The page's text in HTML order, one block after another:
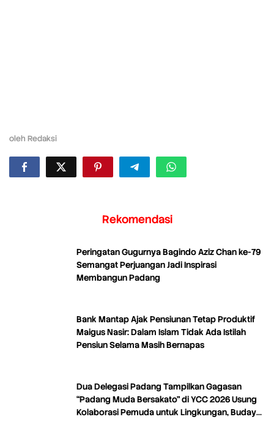
oleh Redaksi
Rekomendasi
Peringatan Gugurnya Bagindo Aziz Chan ke-79
Semangat Perjuangan Jadi Inspirasi
Membangun Padang
Bank Mantap Ajak Pensiunan Tetap Produktif
Maigus Nasir: Dalam Islam Tidak Ada Istilah
Pensiun Selama Masih Bernapas
Dua Delegasi Padang Tampilkan Gagasan
“Padang Muda Bersakato” di YCC 2026 Usung
Kolaborasi Pemuda untuk Lingkungan, Budaya,